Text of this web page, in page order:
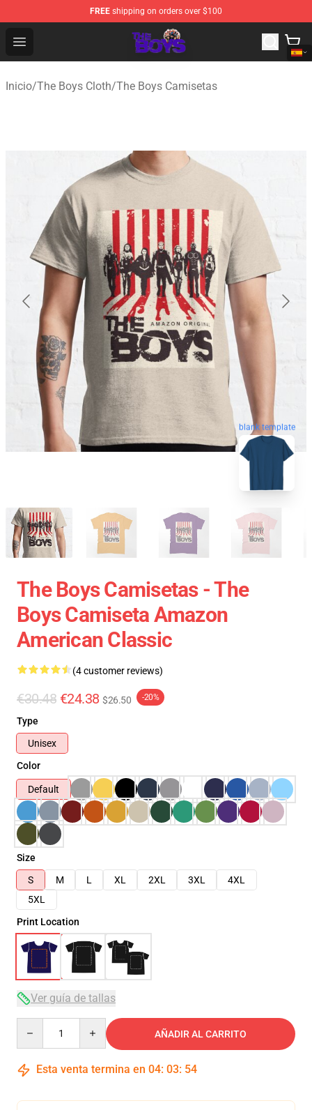
FREE shipping on orders over $100
Open menu
The Boys Store - Official The Boys Merchandise Shop
Inicio/The Boys Cloth/The Boys Camisetas
blank template
The Boys Camisetas - The
Boys Camiseta Amazon
American Classic
(4 customer reviews)
€30.48 €24.38 $26.50 -20%
Type
Unisex
Color
Default
Size
S
M L XL 2XL 3XL
4XL
5XL
Print Location
Ver guía de tallas
AÑADIR AL CARRITO
Esta venta termina en 04: 03: 54